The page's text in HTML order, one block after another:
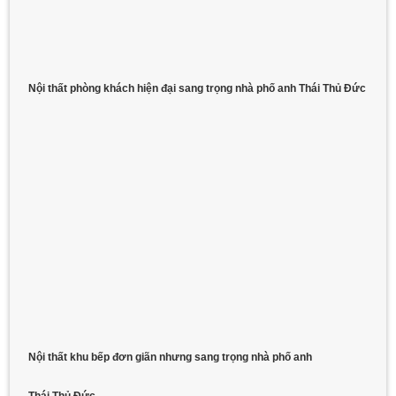
Nội thất phòng khách hiện đại sang trọng nhà phố anh Thái Thủ Đức​
Nội thất khu bếp đơn giãn nhưng sang trọng nhà phố anh